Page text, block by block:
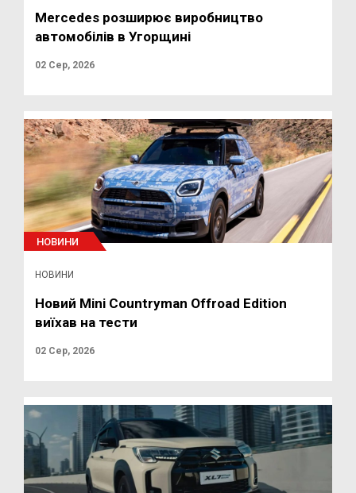
Mercedes розширює виробництво
автомобілів в Угорщині
02 Сер, 2026
НОВИНИ
НОВИНИ
Новий Mini Countryman Offroad Edition
виїхав на тести
02 Сер, 2026